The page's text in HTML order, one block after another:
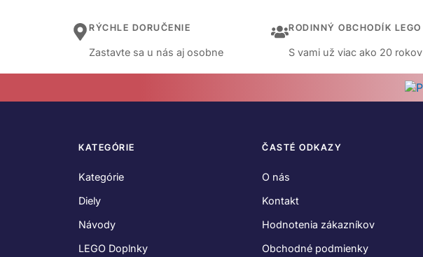
RÝCHLE DORUČENIE
Zastavte sa u nás aj osobne
RODINNÝ OBCHODÍK LEGO
S vami už viac ako 20 rokov
KATEGÓRIE
Kategórie
Diely
Návody
LEGO Doplnky
ČASTÉ ODKAZY
O nás
Kontakt
Hodnotenia zákazníkov
Obchodné podmienky